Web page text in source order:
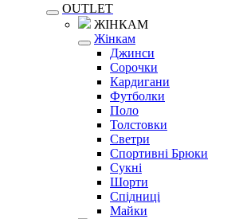
OUTLET
ЖІНКАМ
Жінкам
Джинси
Сорочки
Кардигани
Футболки
Поло
Толстовки
Светри
Спортивні Брюки
Сукні
Шорти
Спідниці
Майки